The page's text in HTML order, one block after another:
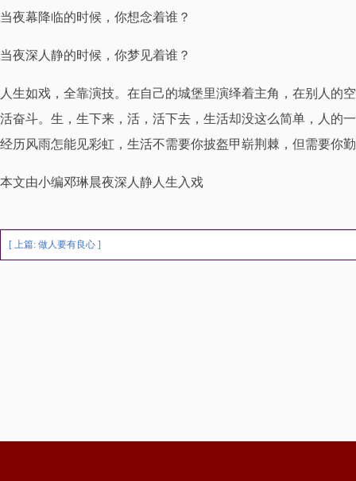
当夜幕降临的时候，你想念着谁？
当夜深人静的时候，你梦见着谁？
人生如戏，全靠演技。在自己的城堡里演绎着主角，在别人的
活奋斗。生，生下来，活，活下去，生活却没这么简单，人的
经历风雨怎能见彩虹，生活不需要你披盔甲崭荆棘，但需要
本文由小编邓琳晨夜深人静人生入戏
[ 上篇: 做人要有良心 ]